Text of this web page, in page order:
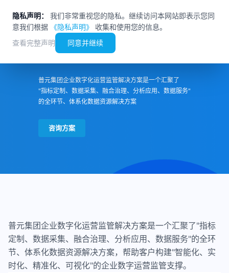
隐私声明：
我们非常重视您的隐私。继续访问本网站即表示您同
意我们根据
《隐私声明》
收集和使用您的信息。
查看完整声明
同意并继续
普元集团企业数字化运营监管解决方案是一个汇聚了
"指标定制、数据采集、融合治理、分析应用、数据服务"
的全环节、体系化数据资源解决方案
咨询方案
普元集团企业数字化运营监管解决方案是一个汇聚了"指标
定制、数据采集、融合治理、分析应用、数据服务"的全环
节、体系化数据资源解决方案，帮助客户构建"智能化、实
时化、精准化、可视化"的企业数字运营监管支撑。